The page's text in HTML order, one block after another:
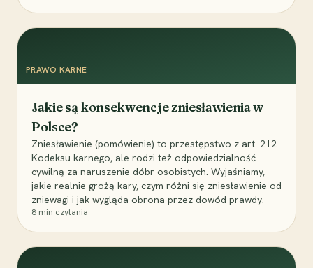
PRAWO KARNE
Jakie są konsekwencje zniesławienia w
Polsce?
Zniesławienie (pomówienie) to przestępstwo z art. 212
Kodeksu karnego, ale rodzi też odpowiedzialność
cywilną za naruszenie dóbr osobistych. Wyjaśniamy,
jakie realnie grożą kary, czym różni się zniesławienie od
zniewagi i jak wygląda obrona przez dowód prawdy.
8 min czytania